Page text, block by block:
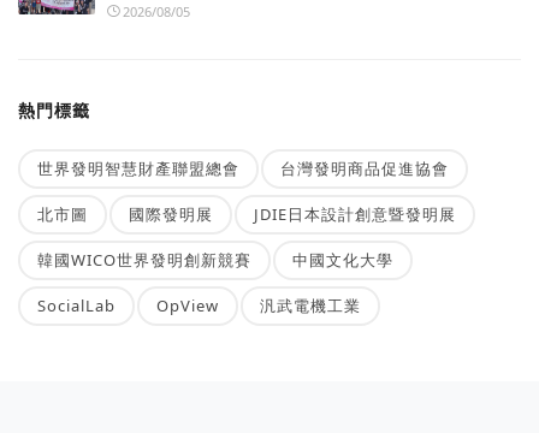
2026/08/05
熱門標籤
世界發明智慧財產聯盟總會 台灣發明商品促進協會
北市圖 國際發明展 JDIE日本設計創意暨發明展
韓國WICO世界發明創新競賽 中國文化大學
SocialLab OpView 汎武電機工業